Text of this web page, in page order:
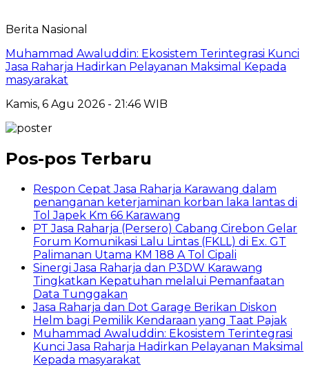
Berita Nasional
Muhammad Awaluddin: Ekosistem Terintegrasi Kunci
Jasa Raharja Hadirkan Pelayanan Maksimal Kepada
masyarakat
Kamis, 6 Agu 2026 - 21:46 WIB
Pos-pos Terbaru
Respon Cepat Jasa Raharja Karawang dalam
penanganan keterjaminan korban laka lantas di
Tol Japek Km 66 Karawang
PT Jasa Raharja (Persero) Cabang Cirebon Gelar
Forum Komunikasi Lalu Lintas (FKLL) di Ex. GT
Palimanan Utama KM 188 A Tol Cipali
Sinergi Jasa Raharja dan P3DW Karawang
Tingkatkan Kepatuhan melalui Pemanfaatan
Data Tunggakan
Jasa Raharja dan Dot Garage Berikan Diskon
Helm bagi Pemilik Kendaraan yang Taat Pajak
Muhammad Awaluddin: Ekosistem Terintegrasi
Kunci Jasa Raharja Hadirkan Pelayanan Maksimal
Kepada masyarakat